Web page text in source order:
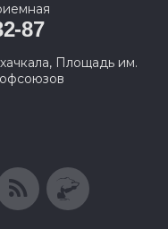
87
Площадь им.